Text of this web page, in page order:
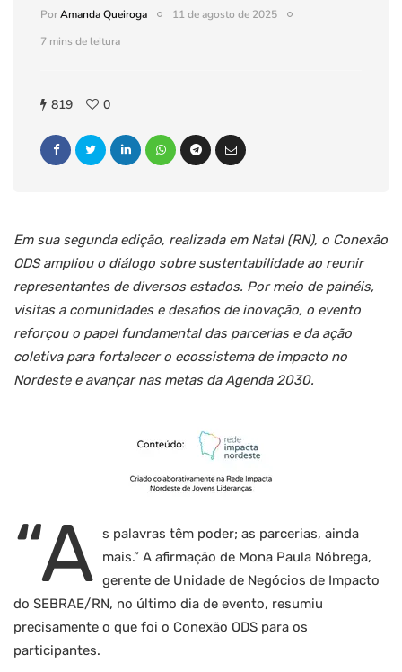
PorAmanda Queiroga
11 de agosto de 2025
7 mins de leitura
819 0
Em sua segunda edição, realizada em Natal (RN), o Conexão
ODS ampliou o diálogo sobre sustentabilidade ao reunir
representantes de diversos estados. Por meio de painéis,
visitas a comunidades e desafios de inovação, o evento
reforçou o papel fundamental das parcerias e da ação
coletiva para fortalecer o ecossistema de impacto no
Nordeste e avançar nas metas da Agenda 2030.
“A s palavras têm poder; as parcerias, ainda
mais.” A afirmação de Mona Paula Nóbrega,
gerente de Unidade de Negócios de Impacto
do SEBRAE/RN, no último dia de evento, resumiu
precisamente o que foi o Conexão ODS para os
participantes.